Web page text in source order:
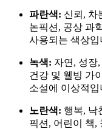
파란색: 신뢰, 차
논픽션, 공상 과
사용되는 색상입
녹색: 자연, 성장
건강 및 웰빙 가
소설에 이상적입
노란색: 행복, 낙
픽션, 어린이 책,